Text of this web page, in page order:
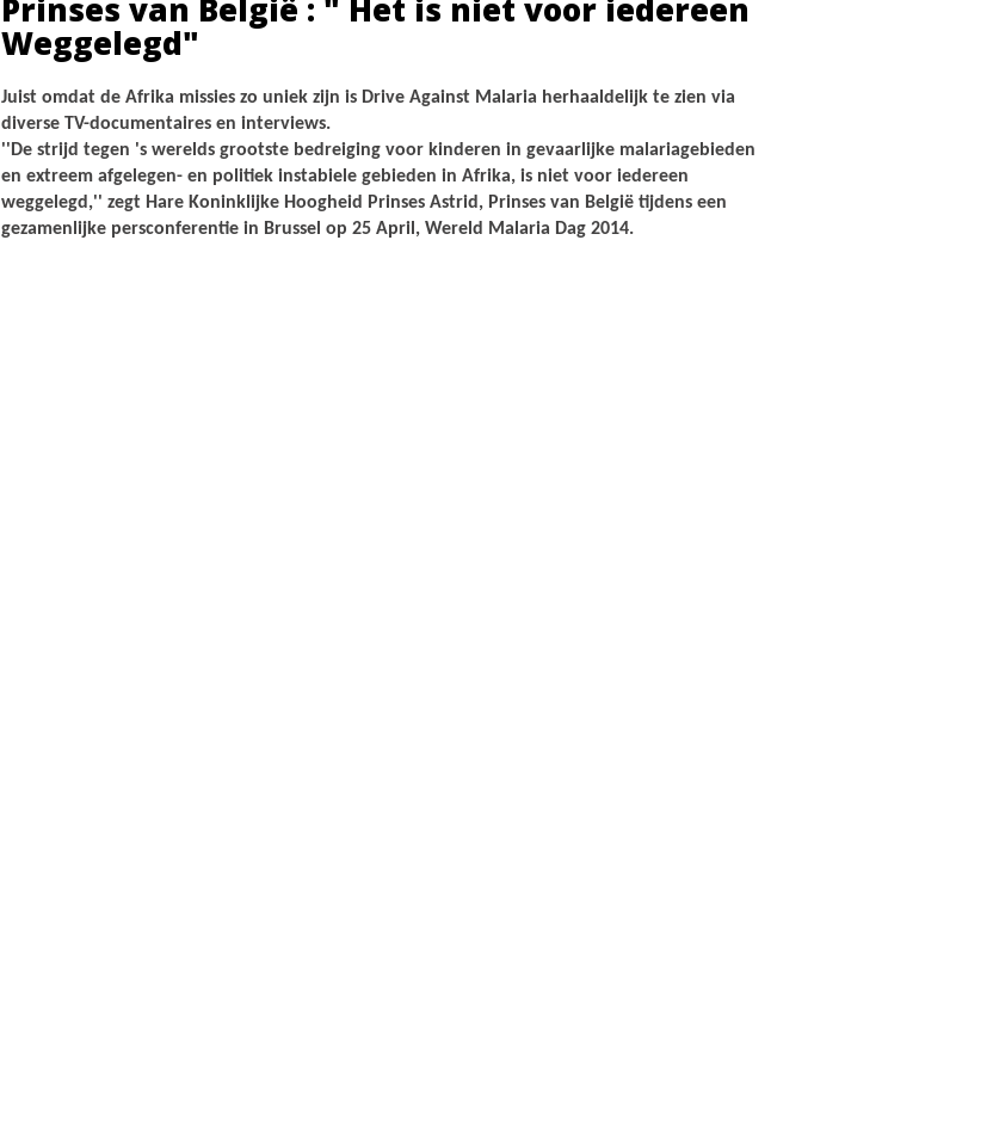
Prinses van België : " Het is niet voor iedereen
Weggelegd"
Juist omdat de Afrika missies zo uniek zijn is Drive Against Malaria herhaaldelijk te zien via
diverse TV-documentaires en interviews.
''De strijd tegen 's werelds grootste bedreiging voor kinderen in gevaarlijke malariagebieden
en extreem afgelegen- en politiek instabiele gebieden in Afrika, is niet voor iedereen
weggelegd,'' zegt Hare Koninklijke Hoogheid Prinses Astrid, Prinses van België tijdens een
gezamenlijke persconferentie in Brussel op 25 April, Wereld Malaria Dag 2014.